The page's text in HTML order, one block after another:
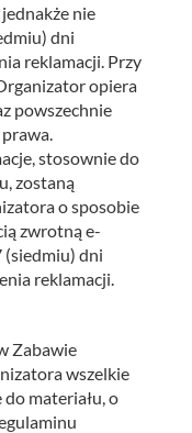
nie
dni
reklamacji. Przy
opiera
powszechnie
stosownie do
zostaną
o sposobie
zwrotną e-
(siedmiu) dni
reklamacji.
Zabawie
wszelkie
materiału, o